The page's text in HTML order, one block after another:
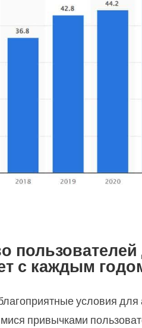
с каждым
условия
привычками